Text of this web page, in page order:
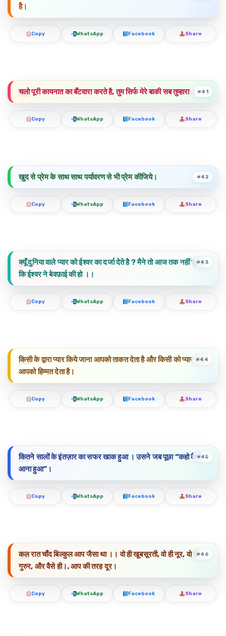
हैे।
Copy WhatsApp Facebook Share
चलो पूरी कायनात का बँटवारा करते है, तुम सिर्फ मेरे बाकी सब तुम्हारा । #41
Copy WhatsApp Facebook Share
खुद से प्रेम के साथ साथ पर्यावरण से भी प्रेम कीजिये। #42
Copy WhatsApp Facebook Share
क्यूँ दुनिया वाले प्यार को ईश्वर का दर्जा देते है ? मैने तो आज तक नहीं सुना
कि ईश्वर ने बेवफ़ाई की हो ।।
#43
Copy WhatsApp Facebook Share
किसी के द्वारा प्यार किये जाना आपको ताकत देता है और किसी को प्यार देना
आपको हिम्मत देता है।
#44
Copy WhatsApp Facebook Share
कितने सालों के इंतज़ार का सफर खाक हुआ । उसने जब पूछा “कहो कैसे
आना हुआ”।
#45
Copy WhatsApp Facebook Share
कल रात चाँद बिल्कुल आप जैसा था ।। वो ही खूबसूरती, वो ही नूर, वो ही
गुरुर, और वैसे ही।. आप की तरह दूर।
#46
Copy WhatsApp Facebook Share